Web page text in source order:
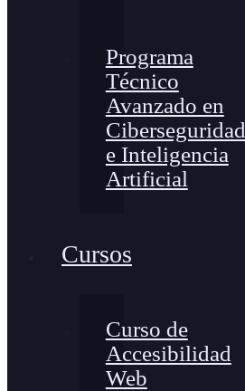
Programa
Técnico
Avanzado en
Ciberseguridad
e Inteligencia
Artificial
Cursos
Curso de
Accesibilidad
Web